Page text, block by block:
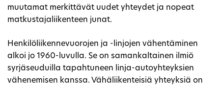
muutamat merkittävät uudet yhteydet ja nopeat
matkustajaliikenteen junat.
Henkilöliikennevuorojen ja -linjojen vähentäminen
alkoi jo 1960-luvulla. Se on samankaltainen ilmiö
syrjäseuduilla tapahtuneen linja-autoyhteyksien
vähenemisen kanssa. Vähäliikenteisiä yhteyksiä on